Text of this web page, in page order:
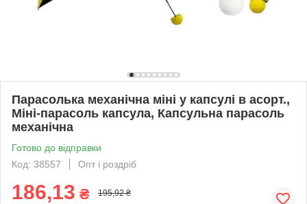
Парасолька механічна міні у капсулі в асорт.,
Міні-парасоль капсула, Капсульна парасоль
механічна
Готово до відправки
Код: 38557
Опт і роздріб
186,13 ₴ 195,92 ₴